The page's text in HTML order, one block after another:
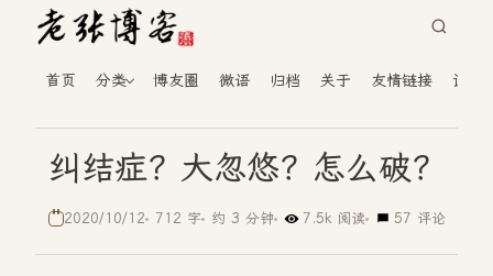
首页 分类 博友圈 微语 归档 关于 友情链接 读者
纠结症？大忽悠？怎么破？
2020/10/12 712 字 约 3 分钟 7.5k 阅读 57 评论